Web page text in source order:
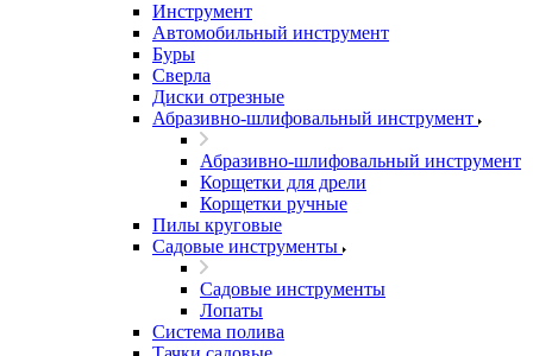
Инструмент
Автомобильный инструмент
Буры
Сверла
Диски отрезные
Абразивно-шлифовальный инструмент
Абразивно-шлифовальный инструмент
Корщетки для дрели
Корщетки ручные
Пилы круговые
Садовые инструменты
Садовые инструменты
Лопаты
Система полива